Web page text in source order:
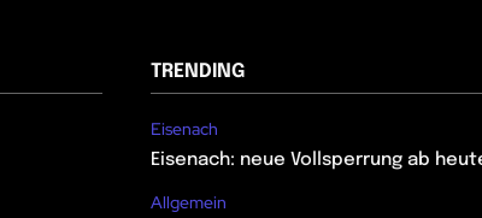
TRENDING
Eisenach
Eisenach: neue Vollsperrung ab
Allgemein